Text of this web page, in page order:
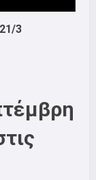
3